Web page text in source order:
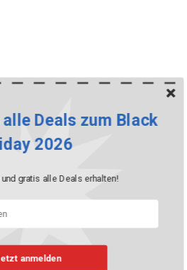
anmelden
Deals zum Black
2026
gratis alle Deals erhalten!